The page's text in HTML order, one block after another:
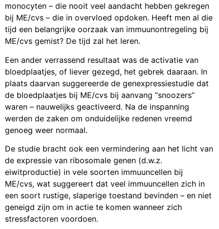
monocyten – die nooit veel aandacht hebben gekregen
bij ME/cvs – die in overvloed opdoken. Heeft men al die
tijd een belangrijke oorzaak van immuunontregeling bij
ME/cvs gemist? De tijd zal het leren.
Een ander verrassend resultaat was de activatie van
bloedplaatjes, of liever gezegd, het gebrek daaraan. In
plaats daarvan suggereerde de genexpressiestudie dat
de bloedplaatjes bij ME/cvs bij aanvang “snoozers”
waren – nauwelijks geactiveerd. Na de inspanning
werden de zaken om onduidelijke redenen vreemd
genoeg weer normaal.
De studie bracht ook een vermindering aan het licht van
de expressie van ribosomale genen (d.w.z.
eiwitproductie) in vele soorten immuuncellen bij
ME/cvs, wat suggereert dat veel immuuncellen zich in
een soort rustige, slaperige toestand bevinden – en niet
geneigd zijn om in actie te komen wanneer zich
stressfactoren voordoen.